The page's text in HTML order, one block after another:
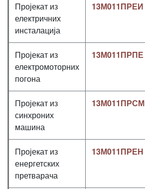
Пројекат из
електричних
инсталација
13М011ПРЕИ
Пројекат из
електромоторних
погона
13М011ПРПЕ
Пројекат из
синхроних
машина
13М011ПРСМ
Пројекат из
енергетских
претварача
13М011ПРЕН